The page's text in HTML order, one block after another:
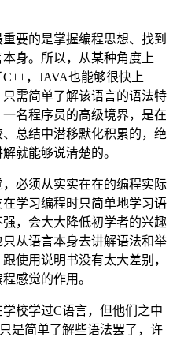
要的是掌握编程思想、找到
身。所以，从某种角度上
，JAVA也能够很快上
需简单了解该语言的语法特
名程序员的高级境界，是在
总结中潜移默化积累的，绝
就能够说清楚的。
必须从实实在在的编程实际
学习编程时只简单地学习语
，会大大降低初学者的兴趣
从语言本身去讲解语法和举
使用说明书没有太大差别，
感觉的作用。
校学过C语言，但他们之中
是简单了解些语法罢了，许